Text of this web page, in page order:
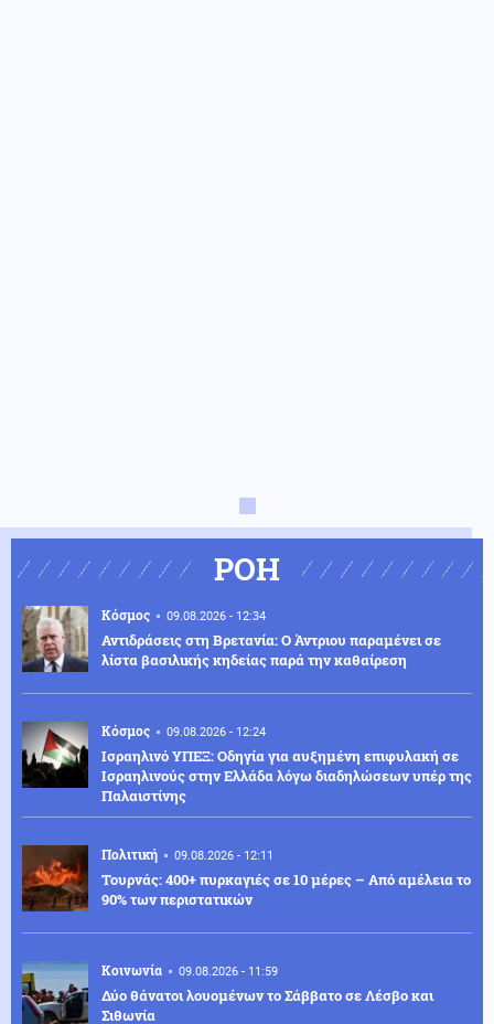
ΡΟΗ
Κόσμος 09.08.2026 - 12:34
Αντιδράσεις στη Βρετανία: Ο Άντριου παραμένει σε
λίστα βασιλικής κηδείας παρά την καθαίρεση
Κόσμος 09.08.2026 - 12:24
Ισραηλινό ΥΠΕΞ: Οδηγία για αυξημένη επιφυλακή σε
Ισραηλινούς στην Ελλάδα λόγω διαδηλώσεων υπέρ της
Παλαιστίνης
Πολιτική 09.08.2026 - 12:11
Τουρνάς: 400+ πυρκαγιές σε 10 μέρες – Από αμέλεια το
90% των περιστατικών
Κοινωνία 09.08.2026 - 11:59
Δύο θάνατοι λουομένων το Σάββατο σε Λέσβο και
Σιθωνία